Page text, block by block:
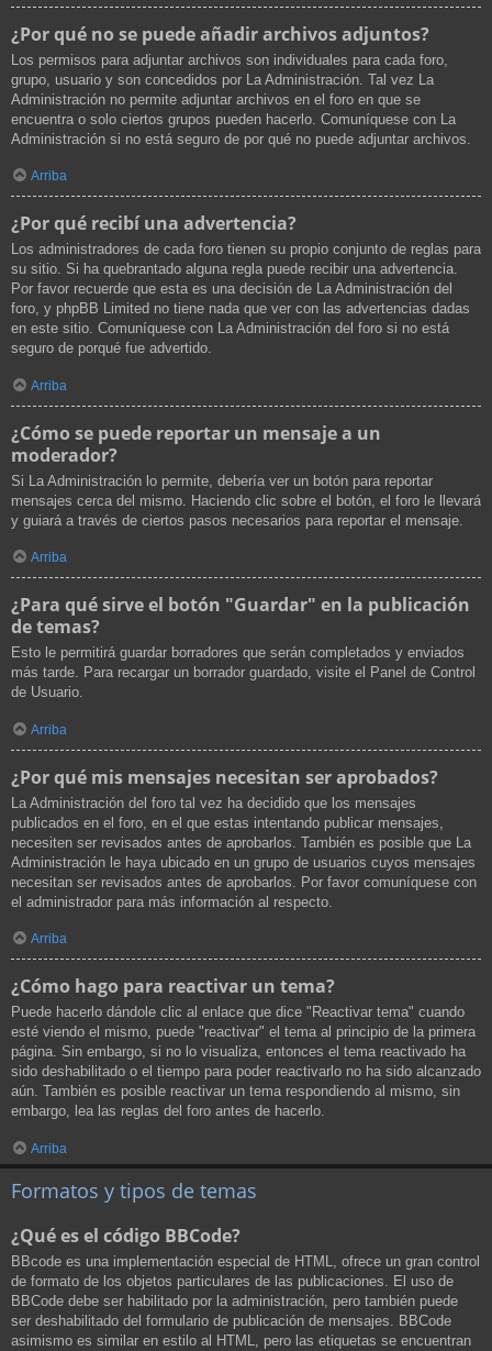
¿Por qué no se puede añadir archivos adjuntos?
Los permisos para adjuntar archivos son individuales para cada foro,
grupo, usuario y son concedidos por La Administración. Tal vez La
Administración no permite adjuntar archivos en el foro en que se
encuentra o solo ciertos grupos pueden hacerlo. Comuníquese con La
Administración si no está seguro de por qué no puede adjuntar archivos.
Arriba
¿Por qué recibí una advertencia?
Los administradores de cada foro tienen su propio conjunto de reglas para
su sitio. Si ha quebrantado alguna regla puede recibir una advertencia.
Por favor recuerde que esta es una decisión de La Administración del
foro, y phpBB Limited no tiene nada que ver con las advertencias dadas
en este sitio. Comuníquese con La Administración del foro si no está
seguro de porqué fue advertido.
Arriba
¿Cómo se puede reportar un mensaje a un
moderador?
Si La Administración lo permite, debería ver un botón para reportar
mensajes cerca del mismo. Haciendo clic sobre el botón, el foro le llevará
y guiará a través de ciertos pasos necesarios para reportar el mensaje.
Arriba
¿Para qué sirve el botón "Guardar" en la publicación
de temas?
Esto le permitirá guardar borradores que serán completados y enviados
más tarde. Para recargar un borrador guardado, visite el Panel de Control
de Usuario.
Arriba
¿Por qué mis mensajes necesitan ser aprobados?
La Administración del foro tal vez ha decidido que los mensajes
publicados en el foro, en el que estas intentando publicar mensajes,
necesiten ser revisados antes de aprobarlos. También es posible que La
Administración le haya ubicado en un grupo de usuarios cuyos mensajes
necesitan ser revisados antes de aprobarlos. Por favor comuníquese con
el administrador para más información al respecto.
Arriba
¿Cómo hago para reactivar un tema?
Puede hacerlo dándole clic al enlace que dice "Reactivar tema" cuando
esté viendo el mismo, puede "reactivar" el tema al principio de la primera
página. Sin embargo, si no lo visualiza, entonces el tema reactivado ha
sido deshabilitado o el tiempo para poder reactivarlo no ha sido alcanzado
aún. También es posible reactivar un tema respondiendo al mismo, sin
embargo, lea las reglas del foro antes de hacerlo.
Arriba
Formatos y tipos de temas
¿Qué es el código BBCode?
BBcode es una implementación especial de HTML, ofrece un gran control
de formato de los objetos particulares de las publicaciones. El uso de
BBCode debe ser habilitado por la administración, pero también puede
ser deshabilitado del formulario de publicación de mensajes. BBCode
asimismo es similar en estilo al HTML, pero las etiquetas se encuentran